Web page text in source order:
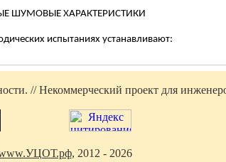
ШУМОВЫЕ ХАРАКТЕРИСТИКИ
испытаниях устанавливают:
// Некоммерческий проект для
, 2012 - 2026